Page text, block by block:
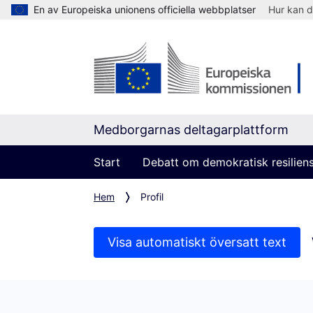
En av Europeiska unionens officiella webbplatser Hur kan
Medborgarnas deltagarplattform
Start Debatt om demokratisk
Hem Profil
Visa automatiskt översatt text